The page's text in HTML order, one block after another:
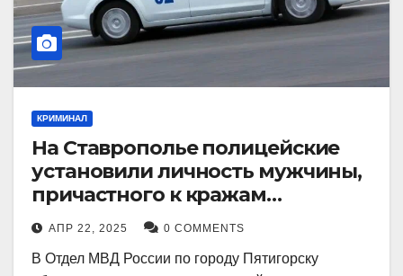
КРИМИНАЛ
На Ставрополье полицейские
установили личность мужчины,
причастного к кражам
имущества из квартир в
Пятигорске
АПР 22, 2025 0 COMMENTS
В Отдел МВД России по городу Пятигорску